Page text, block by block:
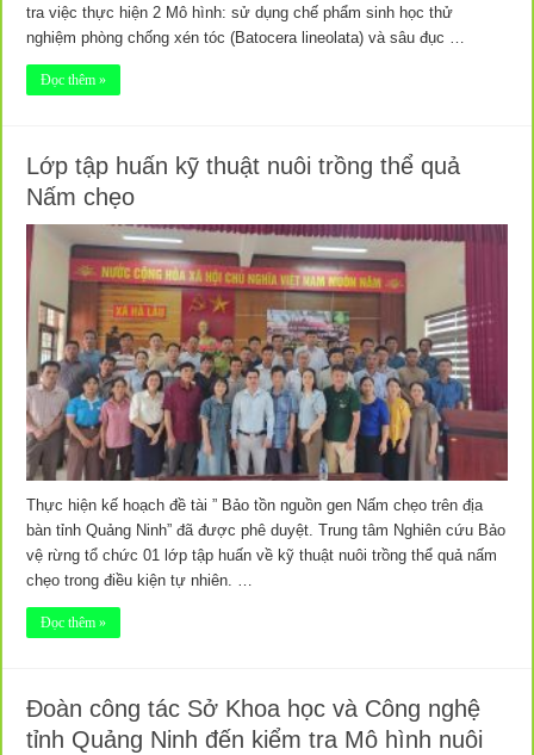
tra việc thực hiện 2 Mô hình: sử dụng chế phẩm sinh học thử
nghiệm phòng chống xén tóc (Batocera lineolata) và sâu đục …
Đọc thêm »
Lớp tập huấn kỹ thuật nuôi trồng thể quả
Nấm chẹo
Thực hiện kế hoạch đề tài ” Bảo tồn nguồn gen Nấm chẹo trên địa
bàn tỉnh Quảng Ninh” đã được phê duyệt. Trung tâm Nghiên cứu Bảo
vệ rừng tổ chức 01 lớp tập huấn về kỹ thuật nuôi trồng thể quả nấm
chẹo trong điều kiện tự nhiên. …
Đọc thêm »
Đoàn công tác Sở Khoa học và Công nghệ
tỉnh Quảng Ninh đến kiểm tra Mô hình nuôi